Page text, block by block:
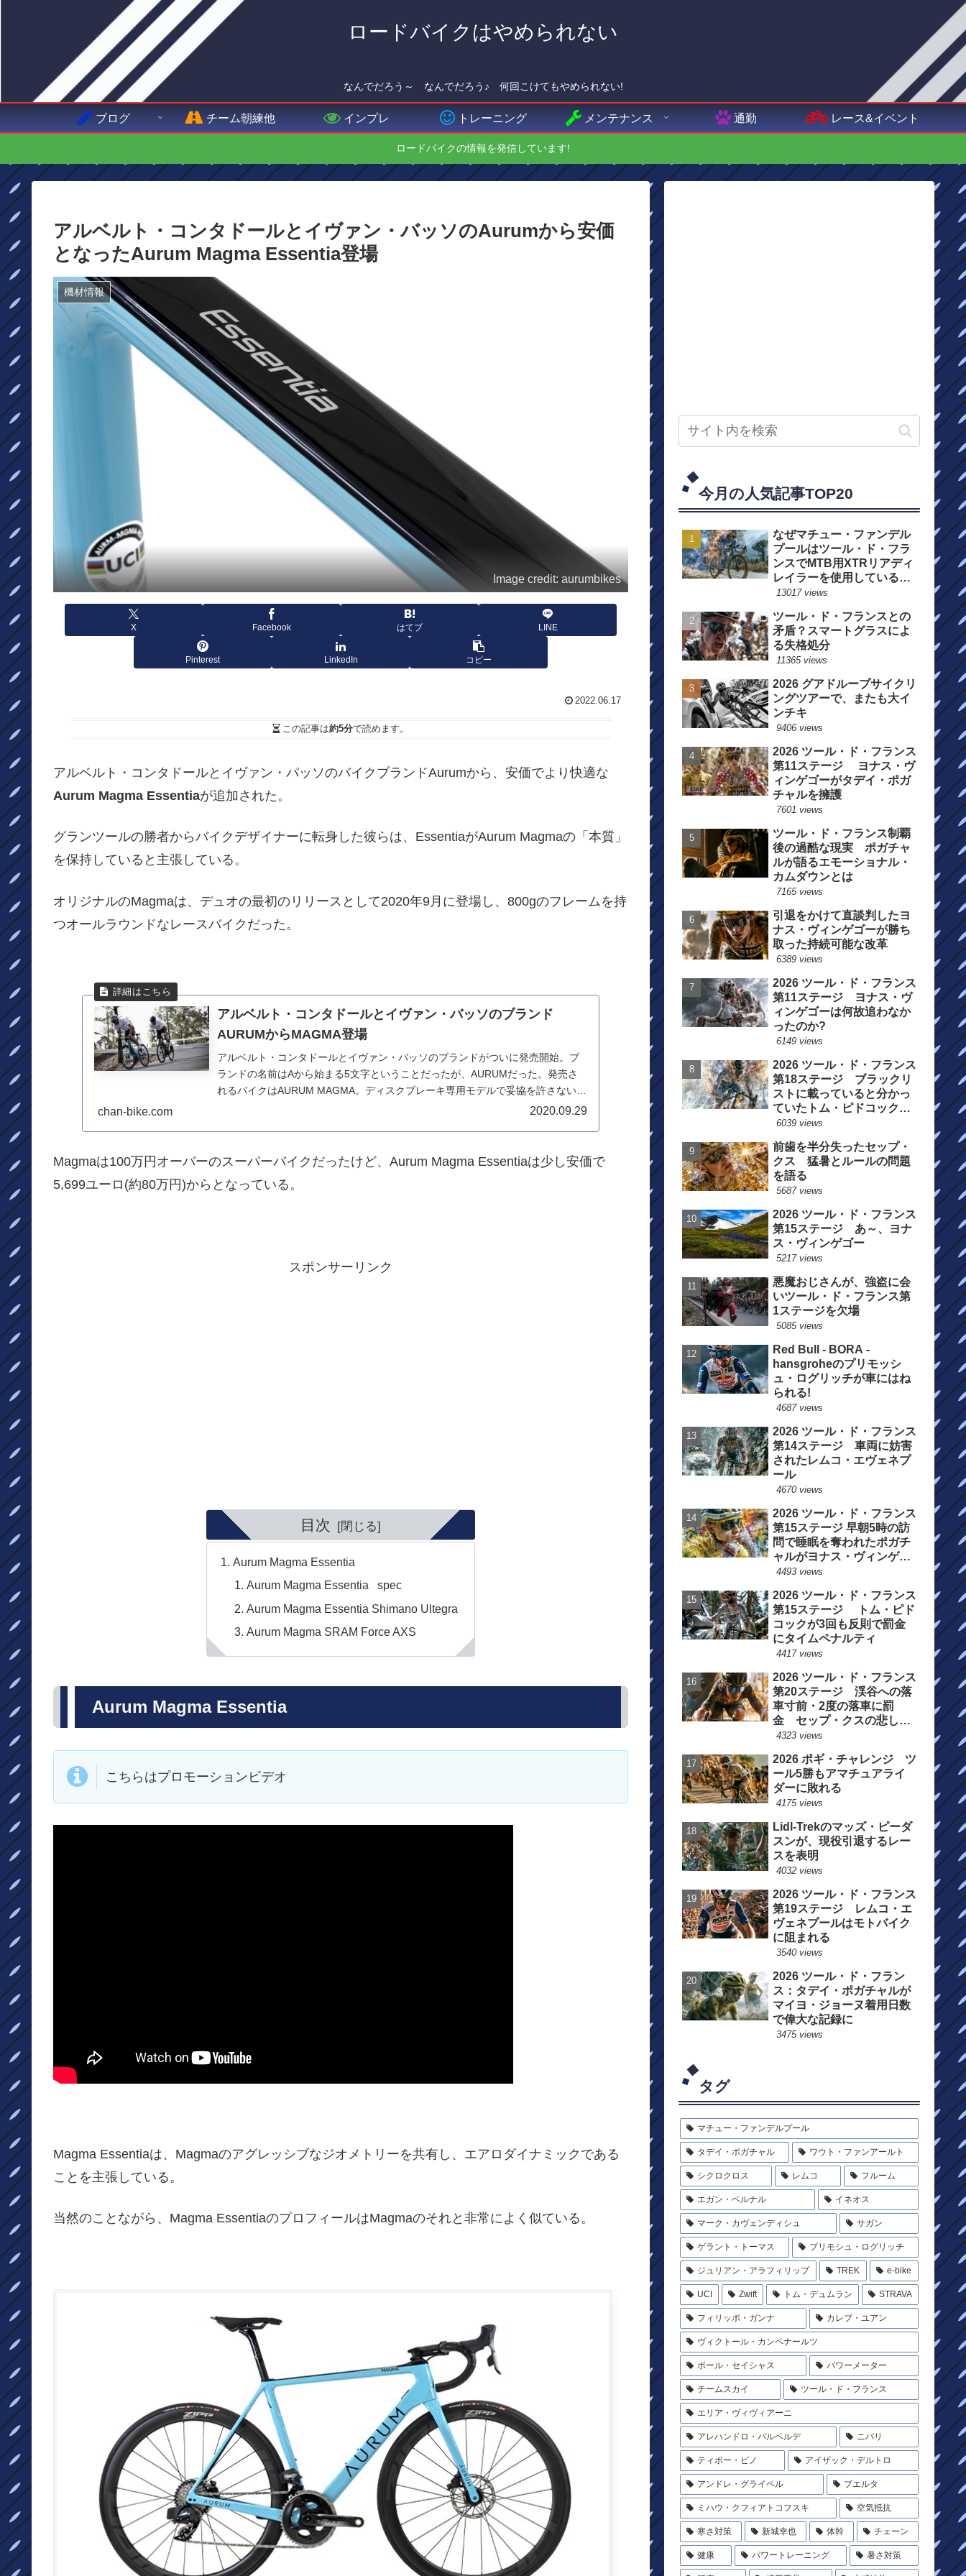
ロードバイクはやめられない
なんでだろう～ なんでだろう♪ 何回こけてもやめられない!
ブログ チーム朝練他 インプレ トレーニング メンテナンス 通勤 レース&イベント
ロードバイクの情報を発信しています!
アルベルト・コンタドールとイヴァン・バッソのAurumから安価
となったAurum Magma Essentia登場
機材情報
Image credit: aurumbikes
X Facebook はてブ LINE
Pinterest LinkedIn コピー
2022.06.17
この記事は約5分で読めます。
アルベルト・コンタドールとイヴァン・パッソのバイクブランドAurumから、安価でより快適な
Aurum Magma Essentiaが追加された。
グランツールの勝者からバイクデザイナーに転身した彼らは、EssentiaがAurum Magmaの「本質」
を保持していると主張している。
オリジナルのMagmaは、デュオの最初のリリースとして2020年9月に登場し、800gのフレームを持
つオールラウンドなレースバイクだった。
アルベルト・コンタドールとイヴァン・バッソのブランド
AURUMからMAGMA登場
アルベルト・コンタドールとイヴァン・バッソのブランドがついに発売開始。ブ
ランドの名前はAから始まる5文字ということだったが、AURUMだった。発売さ
れるバイクはAURUM MAGMA。ディスクブレーキ専用モデルで妥協を許さないレ
chan-bike.com 2020.09.29
Magmaは100万円オーバーのスーパーバイクだったけど、Aurum Magma Essentiaは少し安価で
5,699ユーロ(約80万円)からとなっている。
スポンサーリンク
目次
Aurum Magma Essentia
Aurum Magma Essentia spec
Aurum Magma Essentia Shimano Ultegra
Aurum Magma SRAM Force AXS
Aurum Magma Essentia
こちらはプロモーションビデオ
Magma Essentiaは、Magmaのアグレッシブなジオメトリーを共有し、エアロダイナミックである
ことを主張している。
当然のことながら、Magma EssentiaのプロフィールはMagmaのそれと非常によく似ている。
今月の人気記事TOP20
なぜマチュー・ファンデル
プールはツール・ド・フラ
ンスでMTB用XTRリアディ
レイラーを使用しているの
か？
13017 views
ツール・ド・フランスとの
矛盾？スマートグラスによ
る失格処分
11365 views
2026 グアドループサイクリ
ングツアーで、またも大イ
ンチキ
9406 views
2026 ツール・ド・フランス
第11ステージ ヨナス・ヴ
ィンゲゴーがタデイ・ポガ
チャルを擁護
7601 views
ツール・ド・フランス制覇
後の過酷な現実 ポガチャ
ルが語るエモーショナル・
カムダウンとは
7165 views
引退をかけて直談判したヨ
ナス・ヴィンゲゴーが勝ち
取った持続可能な改革
6389 views
2026 ツール・ド・フランス
第11ステージ ヨナス・ヴ
ィンゲゴーは何故追わなか
ったのか?
6149 views
2026 ツール・ド・フランス
第18ステージ ブラックリ
ストに載っていると分かっ
ていたトム・ピドコックは
総合順位死守に
6039 views
前歯を半分失ったセップ・
クス 猛暑とルールの問題
を語る
5687 views
2026 ツール・ド・フランス
第15ステージ あ～、ヨナ
ス・ヴィンゲゴー
5217 views
悪魔おじさんが、強盗に会
いツール・ド・フランス第
1ステージを欠場
5085 views
Red Bull - BORA -
hansgroheのプリモッシ
ュ・ログリッチが車にはね
られる!
4687 views
2026 ツール・ド・フランス
第14ステージ 車両に妨害
されたレムコ・エヴェネプ
ール
4670 views
2026 ツール・ド・フランス
第15ステージ 早朝5時の訪
問で睡眠を奪われたポガチ
ャルがヨナス・ヴィンゲゴ
ーの離脱を惜しむ
4493 views
2026 ツール・ド・フランス
第15ステージ トム・ピド
コックが3回も反則で罰金
にタイムペナルティ
4417 views
2026 ツール・ド・フランス
第20ステージ 渓谷への落
車寸前・2度の落車に罰
金 セップ・クスの悲しい
一日
4323 views
2026 ポギ・チャレンジ ツ
ール5勝もアマチュアライ
ダーに敗れる
4175 views
Lidl-Trekのマッズ・ピーダ
スンが、現役引退するレー
スを表明
4032 views
2026 ツール・ド・フランス
第19ステージ レムコ・エ
ヴェネプールはモトバイク
に阻まれる
3540 views
2026 ツール・ド・フラン
ス：タデイ・ポガチャルが
マイヨ・ジョーヌ着用日数
で偉大な記録に
3475 views
タグ
マチュー・ファンデルプール
タデイ・ポガチャル ワウト・ファンアールト
シクロクロス レムコ フルーム
エガン・ベルナル イネオス
マーク・カヴェンディシュ サガン
ゲラント・トーマス プリモシュ・ログリッチ
ジュリアン・アラフィリップ TREK e-bike
UCI Zwift トム・デュムラン STRAVA
フィリッポ・ガンナ カレブ・ユアン
ヴィクトール・カンペナールツ
ポール・セイシャス パワーメーター
チームスカイ ツール・ド・フランス
エリア・ヴィヴィアーニ
アレハンドロ・バルベルデ ニバリ
ティボー・ピノ アイザック・デルトロ
アンドレ・グライペル ブエルタ
ミハウ・クフィアトコフスキ 空気抵抗
寒さ対策 新城幸也 体幹 チェーン
健康 パワートレーニング 暑さ対策